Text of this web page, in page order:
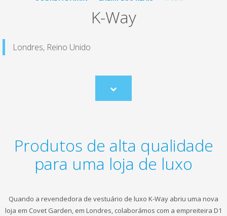
K-Way
Londres, Reino Unido
Scroll
to
Produtos de alta qualidade
para uma loja de luxo
Quando a revendedora de vestuário de luxo K-Way abriu uma nova
loja em Covet Garden, em Londres, colaborámos com a empreiteira D1